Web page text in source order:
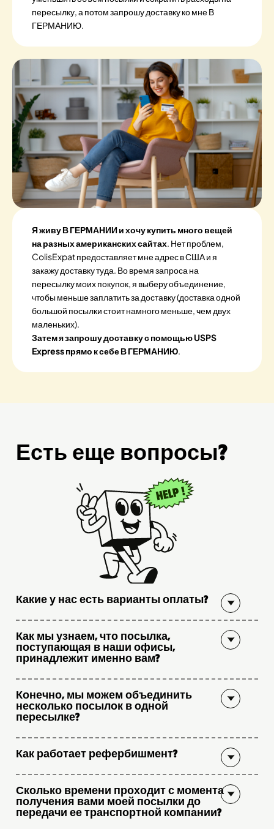
пересылку, а потом запрошу доставку ко мне В
ГЕРМАНИЮ.
Я живу В ГЕРМАНИИ и хочу купить много вещей
на разных американских сайтах. Нет проблем,
ColisExpat предоставляет мне адрес в США и я
закажу доставку туда. Во время запроса на
пересылку моих покупок, я выберу объединение,
чтобы меньше заплатить за доставку (доставка одной
большой посылки стоит намного меньше, чем двух
маленьких).
Затем я запрошу доставку с помощью USPS
Express прямо к себе В ГЕРМАНИЮ.
Есть еще вопросы?
Какие у нас есть варианты оплаты?
Как мы узнаем, что посылка,
поступающая в наши офисы,
принадлежит именно вам?
Конечно, мы можем объединить
несколько посылок в одной
пересылке?
Как работает рефербишмент?
Сколько времени проходит с момента
получения вами моей посылки до
передачи ее транспортной компании?